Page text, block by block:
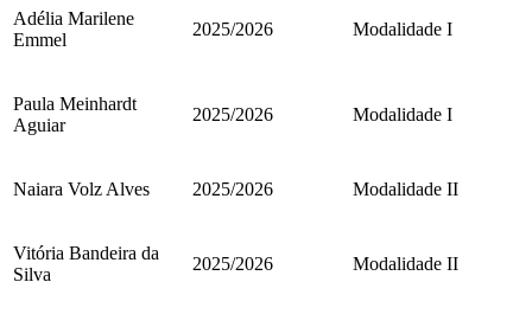
Adélia Marilene
Emmel
2025/2026 Modalidade I
Paula Meinhardt
Aguiar
2025/2026 Modalidade I
Naiara Volz Alves 2025/2026 Modalidade II
Vitória Bandeira da
Silva
2025/2026 Modalidade II